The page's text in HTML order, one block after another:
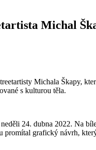
Michal
Michala Škapy,
s kulturou těla.
24. dubna 2022. Na
grafický návrh,